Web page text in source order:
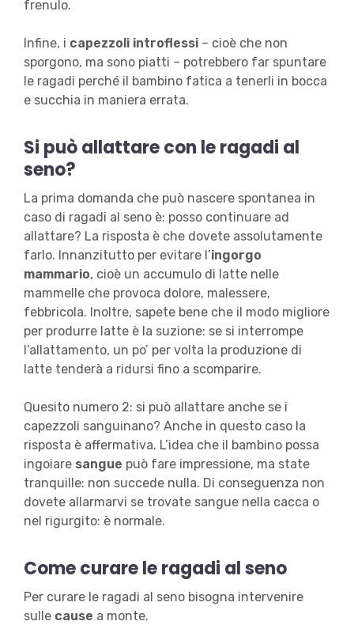
frenulo.
Infine, i capezzoli introflessi – cioè che non
sporgono, ma sono piatti – potrebbero far spuntare
le ragadi perché il bambino fatica a tenerli in bocca
e succhia in maniera errata.
Si può allattare con le ragadi al
seno?
La prima domanda che può nascere spontanea in
caso di ragadi al seno è: posso continuare ad
allattare? La risposta è che dovete assolutamente
farlo. Innanzitutto per evitare l’ingorgo
mammario, cioè un accumulo di latte nelle
mammelle che provoca dolore, malessere,
febbricola. Inoltre, sapete bene che il modo migliore
per produrre latte è la suzione: se si interrompe
l’allattamento, un po’ per volta la produzione di
latte tenderà a ridursi fino a scomparire.
Quesito numero 2: si può allattare anche se i
capezzoli sanguinano? Anche in questo caso la
risposta è affermativa. L’idea che il bambino possa
ingoiare sangue può fare impressione, ma state
tranquille: non succede nulla. Di conseguenza non
dovete allarmarvi se trovate sangue nella cacca o
nel rigurgito: è normale.
Come curare le ragadi al seno
Per curare le ragadi al seno bisogna intervenire
sulle cause a monte.